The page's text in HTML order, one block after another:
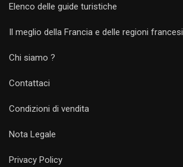
Elenco delle guide turistiche
Il meglio della Francia e delle regioni francesi
Chi siamo ?
Contattaci
Condizioni di vendita
Nota Legale
Privacy Policy